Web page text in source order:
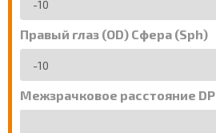
Правый глаз (OD) Сфера (Sph)
Межзрачковое расстояние DP